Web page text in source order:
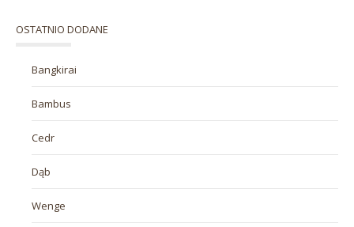
OSTATNIO DODANE
Bangkirai
Bambus
Cedr
Dąb
Wenge